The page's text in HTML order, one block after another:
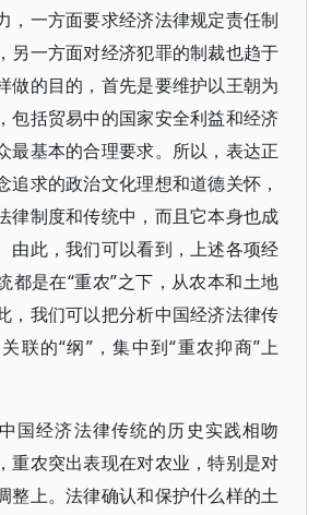
，一方面要求经济法律规定责任制
另一方面对经济犯罪的制裁也趋于
做的目的，首先是要维护以王朝为
包括贸易中的国家安全利益和经济
最基本的合理要求。所以，表达正
追求的政治文化理想和道德关怀，
律制度和传统中，而且它本身也成
由此，我们可以看到，上述各项经
都是在“重农”之下，从农本和土地
，我们可以把分析中国经济法律传
联的“纲”，集中到“重农抑商”上
国经济法律传统的历史实践相吻
重农突出表现在对农业，特别是对
整上。法律确认和保护什么样的土